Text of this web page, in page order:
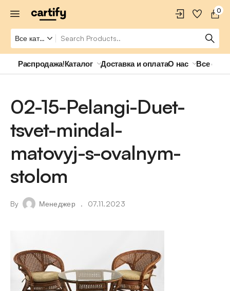
0
Распродажа!Каталог Доставка и оплатаО нас Все о
02-15-Pelangi-Duet-
tsvet-mindal-
matovyj-s-ovalnym-
stolom
By Менеджер 07.11.2023